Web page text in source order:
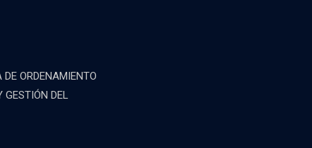
DE ORDENAMIENTO
GESTIÓN DEL